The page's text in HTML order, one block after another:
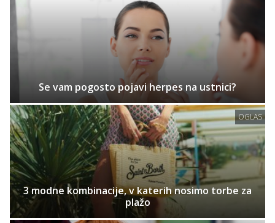
Se vam pogosto pojavi herpes na ustnici?
OGLAS
3 modne kombinacije, v katerih nosimo torbe za
plažo